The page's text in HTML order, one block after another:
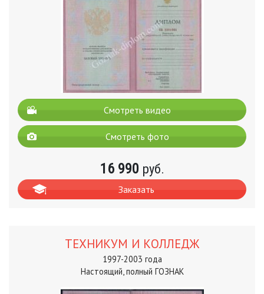
Смотреть видео
Смотреть фото
16 990 руб.
Заказать
ТЕХНИКУМ И КОЛЛЕДЖ
1997-2003 года
Настоящий, полный ГОЗНАК